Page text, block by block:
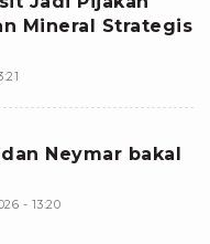
Mineral Strategis
Neymar bakal
- 13:20